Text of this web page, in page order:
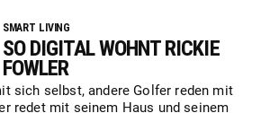
SMART LIVING
SO DIGITAL WOHNT RICKIE
FOWLER
sich selbst, andere Golfer reden mit
redet mit seinem Haus und seinem